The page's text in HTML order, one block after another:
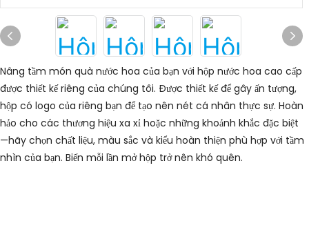
Nâng tầm món quà nước hoa của bạn với hộp nước hoa cao cấp
được thiết kế riêng của chúng tôi. Được thiết kế để gây ấn tượng,
hộp có logo của riêng bạn để tạo nên nét cá nhân thực sự. Hoàn
hảo cho các thương hiệu xa xỉ hoặc những khoảnh khắc đặc biệt
—hãy chọn chất liệu, màu sắc và kiểu hoàn thiện phù hợp với tầm
nhìn của bạn. Biến mỗi lần mở hộp trở nên khó quên.